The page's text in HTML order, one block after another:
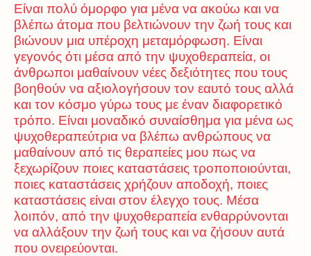
Είναι πολύ όμορφο για μένα να ακούω και να
βλέπω άτομα που βελτιώνουν την ζωή τους και
βιώνουν μια υπέροχη μεταμόρφωση. Είναι
γεγονός ότι μέσα από την ψυχοθεραπεία, οι
άνθρωποι μαθαίνουν νέες δεξιότητες που τους
βοηθούν να αξιολογήσουν τον εαυτό τους αλλά
και τον κόσμο γύρω τους με έναν διαφορετικό
τρόπο. Είναι μοναδικό συναίσθημα για μένα ως
ψυχοθεραπεύτρια να βλέπω ανθρώπους να
μαθαίνουν από τις θεραπείες μου πως να
ξεχωρίζουν ποιες καταστάσεις τροποποιούνται,
ποιες καταστάσεις χρήζουν αποδοχή, ποιες
καταστάσεις είναι στον έλεγχο τους. Μέσα
λοιπόν, από την ψυχοθεραπεία ενθαρρύνονται
να αλλάξουν την ζωή τους και να ζήσουν αυτά
που ονειρεύονται.